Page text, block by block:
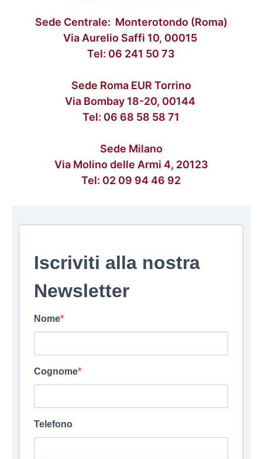
Sede Centrale: Monterotondo (Roma)
Via Aurelio Saffi 10, 00015
Tel: 06 241 50 73
Sede Roma EUR Torrino
Via Bombay 18-20, 00144
Tel: 06 68 58 58 71
Sede Milano
Via Molino delle Armi 4, 20123
Tel: 02 09 94 46 92
Iscriviti alla nostra
Newsletter
Nome
Cognome
Telefono